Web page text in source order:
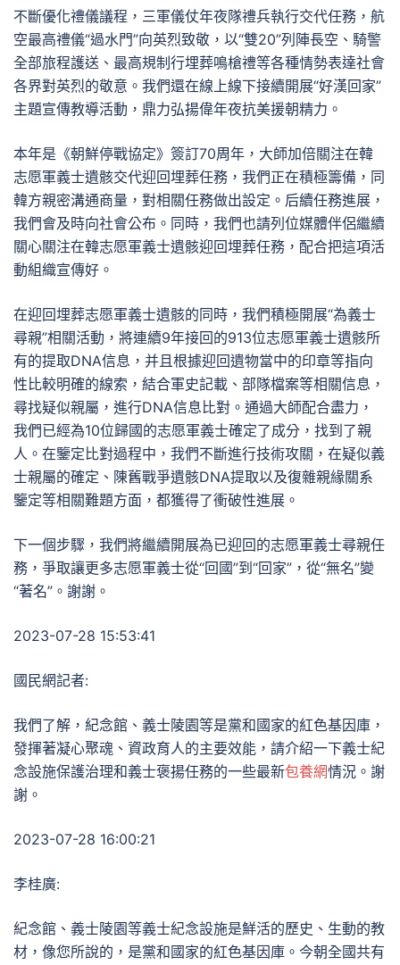
不斷優化禮儀議程，三軍儀仗年夜隊禮兵執行交代任務，航
空最高禮儀“過水門”向英烈致敬，以“雙20”列陣長空、騎警
全部旅程護送、最高規制行埋葬鳴槍禮等各種情勢表達社會
各界對英烈的敬意。我們還在線上線下接續開展“好漢回家”
主題宣傳教導活動，鼎力弘揚偉年夜抗美援朝精力。
本年是《朝鮮停戰協定》簽訂70周年，大師加倍關注在韓
志愿軍義士遺骸交代迎回埋葬任務，我們正在積極籌備，同
韓方親密溝通商量，對相關任務做出設定。后續任務進展，
我們會及時向社會公布。同時，我們也請列位媒體伴侶繼續
關心關注在韓志愿軍義士遺骸迎回埋葬任務，配合把這項活
動組織宣傳好。
在迎回埋葬志愿軍義士遺骸的同時，我們積極開展“為義士
尋親”相關活動，將連續9年接回的913位志愿軍義士遺骸所
有的提取DNA信息，并且根據迎回遺物當中的印章等指向
性比較明確的線索，結合軍史記載、部隊檔案等相關信息，
尋找疑似親屬，進行DNA信息比對。通過大師配合盡力，
我們已經為10位歸國的志愿軍義士確定了成分，找到了親
人。在鑒定比對過程中，我們不斷進行技術攻關，在疑似義
士親屬的確定、陳舊戰爭遺骸DNA提取以及復雜親緣關系
鑒定等相關難題方面，都獲得了衝破性進展。
下一個步驟，我們將繼續開展為已迎回的志愿軍義士尋親任
務，爭取讓更多志愿軍義士從“回國”到“回家”，從“無名”變
“著名”。謝謝。
2023-07-28 15:53:41
國民網記者:
我們了解，紀念館、義士陵園等是黨和國家的紅色基因庫，
發揮著凝心聚魂、資政育人的主要效能，請介紹一下義士紀
念設施保護治理和義士褒揚任務的一些最新包養網情況。謝
謝。
2023-07-28 16:00:21
李桂廣:
紀念館、義士陵園等義士紀念設施是鮮活的歷史、生動的教
材，像您所說的，是黨和國家的紅色基因庫。今朝全國共有